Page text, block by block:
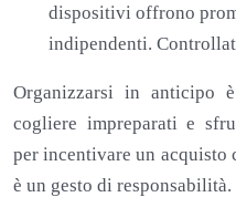
dispositivi offrono
indipendenti.
Organizzarsi in anticipo
cogliere impreparati e
per incentivare un acquisto
è un gesto di responsabilità.